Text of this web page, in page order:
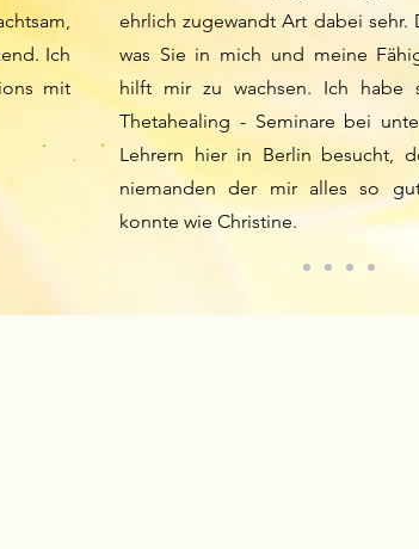
Ich
mit
ehrlich zugewandt Art dabei sehr.
was Sie in mich und meine
hilft mir zu wachsen. Ich habe
Thetahealing - Seminare bei
Lehrern hier in Berlin besucht,
niemanden der mir alles so
konnte wie Christine.